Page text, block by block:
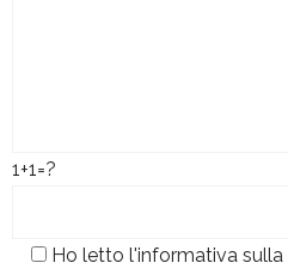
1+1=?
Ho letto l'informativa sulla